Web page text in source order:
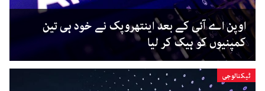
اوپن اے آئی کے بعد اینتھروپک نے خود ہی تین
کمپنیوں کو ہیک کر لیا
ٹیکنالوجی